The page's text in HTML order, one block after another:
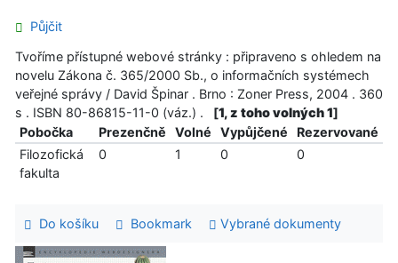
Půjčit
Tvoříme přístupné webové stránky : připraveno s ohledem na
novelu Zákona č. 365/2000 Sb., o informačních systémech
veřejné správy / David Špinar . Brno : Zoner Press, 2004 . 360
s . ISBN 80-86815-11-0 (váz.) .
[1, z toho volných 1]
Pobočka
Prezenčně Volné Vypůjčené
Rezervované
Filozofická
fakulta
0 1 0 0
Do košíku Bookmark Vybrané dokumenty